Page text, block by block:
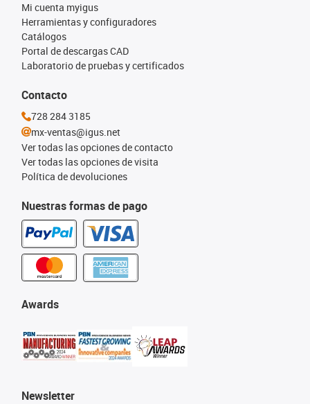
Nuestras formas de pago
Mi cuenta myigus
Herramientas y configuradores
Catálogos
Portal de descargas CAD
Laboratorio de pruebas y certificados
Awards
Newsletter
Contacto
728 284 3185
mx-ventas@igus.net
Ver todas las opciones de contacto
Ver todas las opciones de visita
Política de devoluciones